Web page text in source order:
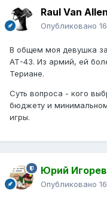
Raul Van Allen
Опубликовано
В общем моя девушка
АТ-43. Из армий, ей
Териане.
Суть вопроса - кого
бюджету и
игры.
Юрий
Опубликовано